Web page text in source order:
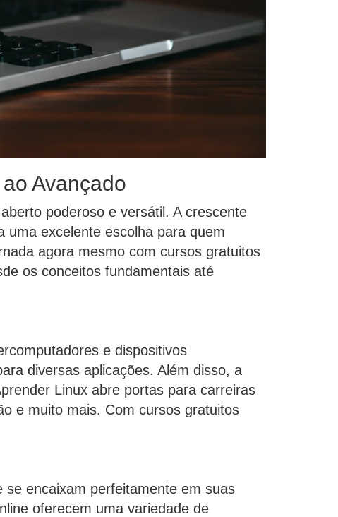
Avançado
poderoso e versátil. A crescente
uma excelente escolha para quem
agora mesmo com cursos gratuitos
os conceitos fundamentais até
e dispositivos
diversas aplicações. Além disso, a
Linux abre portas para carreiras
e muito mais. Com cursos gratuitos
encaixam perfeitamente em suas
oferecem uma variedade de